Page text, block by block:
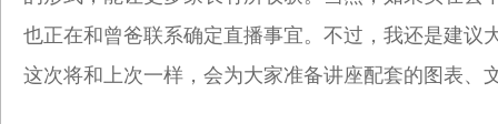
也正在和曾爸联系确定直播事宜。不过，我还是建议
这次将和上次一样，会为大家准备讲座配套的图表、